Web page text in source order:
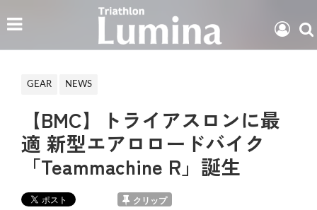
GEAR NEWS
【BMC】トライアスロンに最
適 新型エアロロードバイク
「Teammachine R」誕生
クリップ